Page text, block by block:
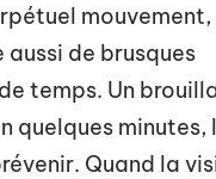
mouvement,
aussi de brusques
temps. Un
quelques minutes,
Quand la